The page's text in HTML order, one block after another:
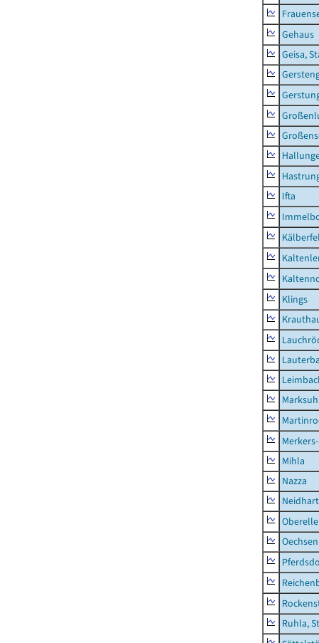
Gehaus
Geisa,
Ifta
Klings
Mihla
Nazza
Oechsen
Ruhla,